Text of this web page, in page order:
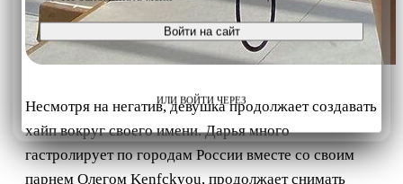
Несмотря на негатив, девушка продолжает создавать
хайп вокруг своего имени. Дарья много
гастролирует по городам России вместе со своим
парнем Олегом Kenfckyou, продолжает снимать
Войти на сайт
ИЛИ ВОЙТИ ЧЕРЕЗ